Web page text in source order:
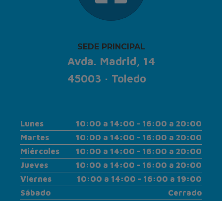
SEDE PRINCIPAL
Avda. Madrid, 14
45003 · Toledo
Lunes
10:00 a 14:00 - 16:00 a 20:00
Martes
10:00 a 14:00 - 16:00 a 20:00
Miércoles
10:00 a 14:00 - 16:00 a 20:00
Jueves
10:00 a 14:00 - 16:00 a 20:00
Viernes
10:00 a 14:00 - 16:00 a 19:00
Sábado
Cerrado